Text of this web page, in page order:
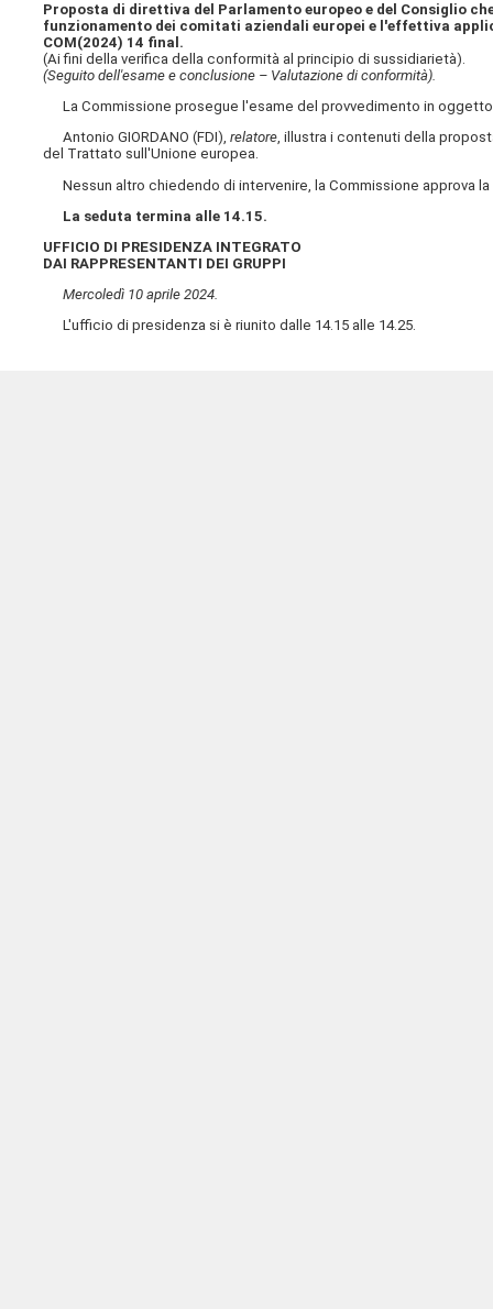
Proposta di direttiva del Parlamento europeo e del Consiglio
funzionamento dei comitati aziendali europei e l'effettiva
COM(2024) 14 final.
(Ai fini della verifica della conformità al principio di sussidiarietà).
(Seguito dell'esame e conclusione – Valutazione di conformità).
La Commissione prosegue l'esame del provvedimento in
Antonio GIORDANO (FDI),relatore, illustra i contenuti della
del Trattato sull'Unione europea.
Nessun altro chiedendo di intervenire, la Commissione approva
La seduta termina alle 14.15.
UFFICIO DI PRESIDENZA INTEGRATO
DAI RAPPRESENTANTI DEI GRUPPI
Mercoledì 10 aprile 2024.
L'ufficio di presidenza si è riunito dalle 14.15 alle 14.25.